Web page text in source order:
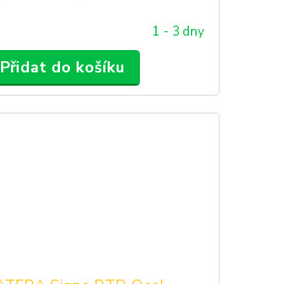
1 - 3 dny
Přidat do košíku